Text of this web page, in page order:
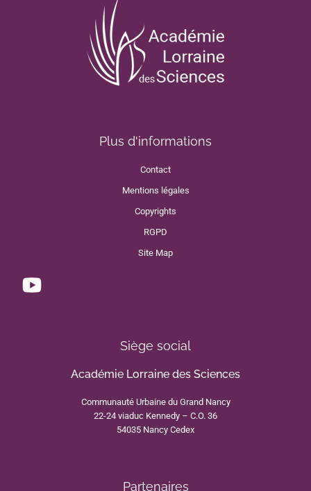
Plus d'informations
Contact
Mentions légales
Copyrights
RGPD
Site Map
Siège social
Académie Lorraine des Sciences
Communauté Urbaine du Grand Nancy
22-24 viaduc Kennedy – C.O. 36
54035 Nancy Cedex
Partenaires